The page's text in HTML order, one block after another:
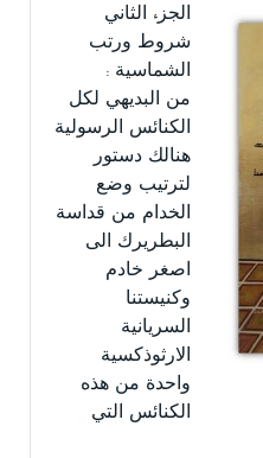
الجزء الثاني
شروط ورتب
الشماسية :
من البديهي لكل
الكنائس الرسولية
هنالك دستور
لترتيب وضع
الخدام من قداسة
البطريرك الى
اصغر خادم
وكنيستنا
السريانية
الارثوذكسية
واحدة من هذه
الكنائس التي